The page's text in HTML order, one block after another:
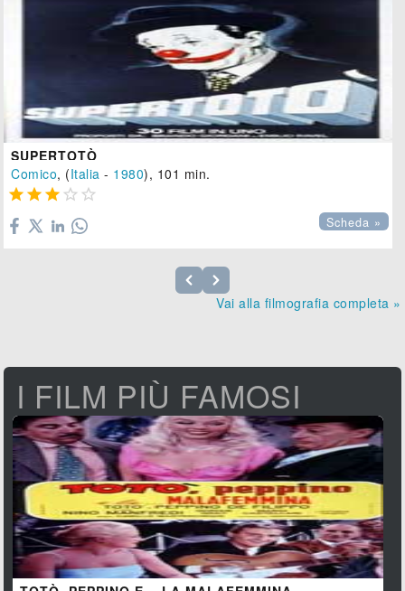
SUPERTOTÒ
Comico, (Italia - 1980), 101 min.
    
Scheda »
Vai alla filmografia completa »
I FILM PIÙ FAMOSI